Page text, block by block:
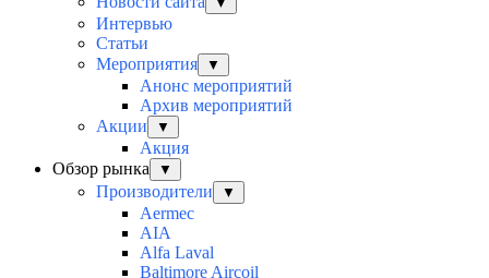
Интервью
Статьи
Мероприятия
▼
Анонс мероприятий
Архив мероприятий
Акции
▼
Акция
Обзор рынка
▼
Производители ▼
Aermec
AIA
Alfa Laval
Baltimore Aircoil